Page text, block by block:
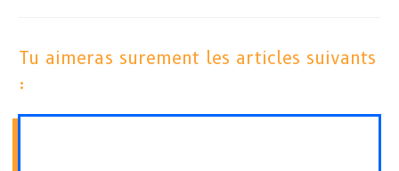
Tu aimeras surement les articles suivants
: